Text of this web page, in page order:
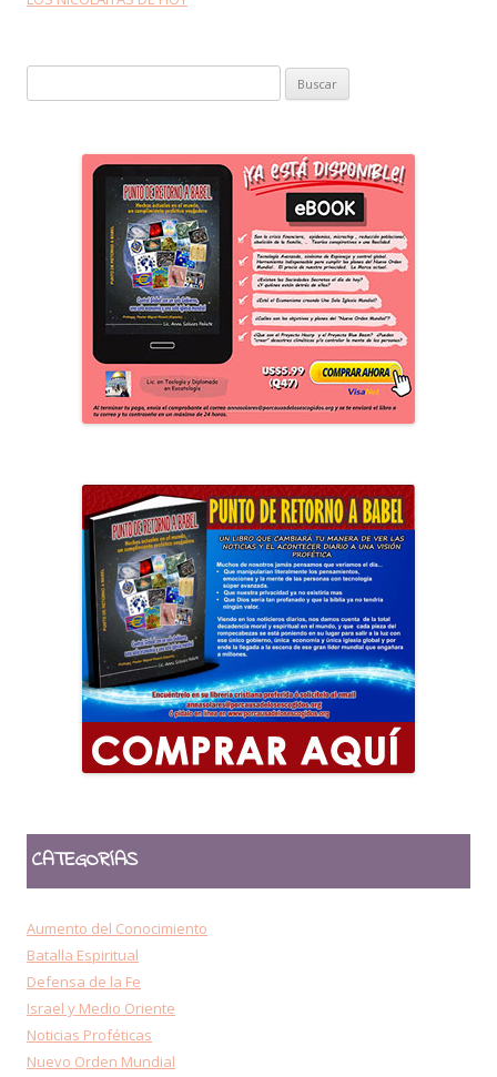
CATEGORÍAS
Aumento del Conocimiento
Batalla Espiritual
Defensa de la Fe
Israel y Medio Oriente
Noticias Proféticas
Nuevo Orden Mundial